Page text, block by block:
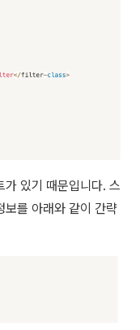
가 있기 때문입니다. 스
보를 아래와 같이 간략